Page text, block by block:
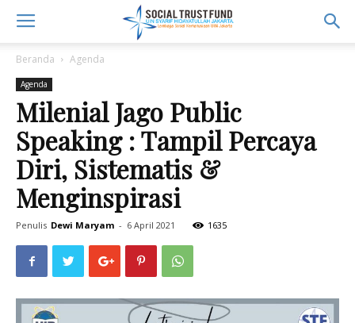
Beranda Agenda
Agenda
Milenial Jago Public
Speaking : Tampil Percaya
Diri, Sistematis &
Menginspirasi
Penulis Dewi Maryam - 6 April 2021 1635